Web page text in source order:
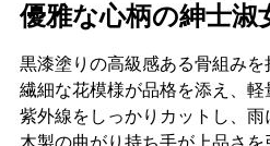
優雅な心柄の紳士淑
黒漆塗りの高級感ある骨組みを
繊細な花模様が品格を添え、軽
紫外線をしっかりカットし、雨
木製の曲がり持ち手が上品さ